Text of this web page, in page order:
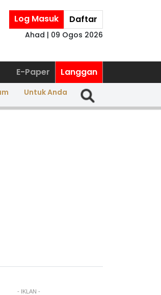
Log Masuk Daftar
Ahad | 09 Ogos 2026
E-Paper Langgan
Untuk Anda
- IKLAN -